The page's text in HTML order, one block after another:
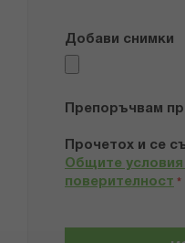
Добави снимки
Препоръчвам
Прочетох и се
Общите условия
поверителност *